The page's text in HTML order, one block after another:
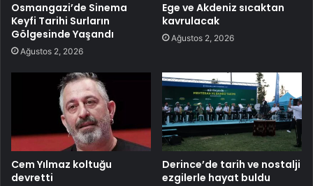
Osmangazi’de Sinema
Keyfi Tarihi Surların
Gölgesinde Yaşandı
Ağustos 2, 2026
Ege ve Akdeniz sıcaktan
kavrulacak
Ağustos 2, 2026
Cem Yılmaz koltuğu
devretti
Derince’de tarih ve nostalji
ezgilerle hayat buldu